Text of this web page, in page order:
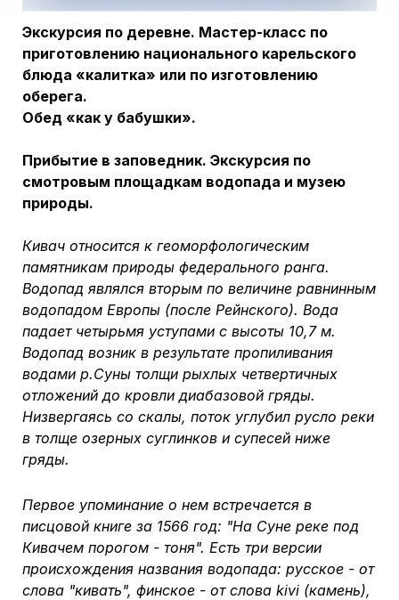
Экскурсия по деревне. Мастер-класс по
приготовлению национального карельского
блюда «калитка» или по изготовлению
оберега.
Обед «как у бабушки».
Прибытие в заповедник. Экскурсия по
смотровым площадкам водопада и музею
природы.
Кивач относится к геоморфологическим
памятникам природы федерального ранга.
Водопад являлся вторым по величине равнинным
водопадом Европы (после Рейнского). Вода
падает четырьмя уступами с высоты 10,7 м.
Водопад возник в результате пропиливания
водами р.Суны толщи рыхлых четвертичных
отложений до кровли диабазовой гряды.
Низвергаясь со скалы, поток углубил русло реки
в толще озерных суглинков и супесей ниже
гряды.
Первое упоминание о нем встречается в
писцовой книге за 1566 год: "На Суне реке под
Кивачем порогом - тоня". Есть три версии
происхождения названия водопада: русское - от
слова "кивать", финское - от слова kivi (камень),